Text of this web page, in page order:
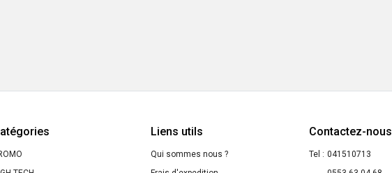
Liens utils
Qui sommes nous ?
Contactez-nous
Tel : 041510713